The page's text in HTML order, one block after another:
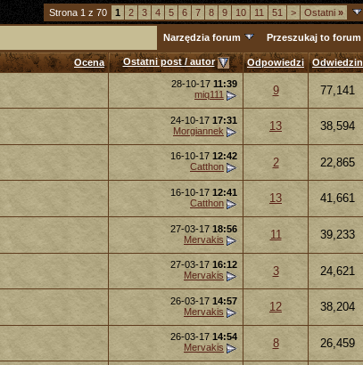
Strona 1 z 70 1 2 3 4 5 6 7 8 9 10 11 51 > Ostatni »
Narzędzia forum Przeszukaj to forum
Ocena Ostatni post / autor Odpowiedzi Odwiedzin
28-10-17 11:39
miq111
9 77,141
24-10-17 17:31
Morgiannek
13 38,594
16-10-17 12:42
Catthon
2 22,865
16-10-17 12:41
Catthon
13 41,661
27-03-17 18:56
Mervakis
11 39,233
27-03-17 16:12
Mervakis
3 24,621
26-03-17 14:57
Mervakis
12 38,204
26-03-17 14:54
Mervakis
8 26,459